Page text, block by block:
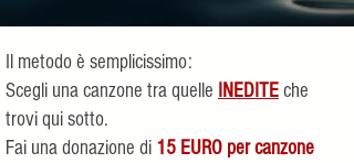
Il metodo è semplicissimo:
Scegli una canzone tra quelle INEDITEche
trovi qui sotto.
Fai una donazione di 15 EURO per canzone